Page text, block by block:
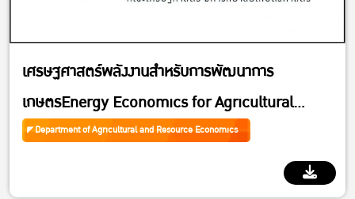
เศรษฐศาสตร์พลังงานสำหรับการพัฒนาการ
เกษตรEnergy Economics for Agricultural
Development
Department of Agricultural and Resource Economics